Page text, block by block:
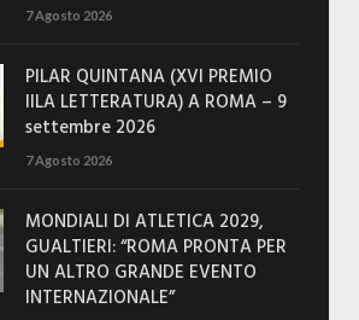
7 Agosto 2026
PILAR QUINTANA (XVI PREMIO
IILA LETTERATURA) A ROMA – 9
settembre 2026
7 Agosto 2026
MONDIALI DI ATLETICA 2029,
GUALTIERI: “ROMA PRONTA PER
UN ALTRO GRANDE EVENTO
INTERNAZIONALE”